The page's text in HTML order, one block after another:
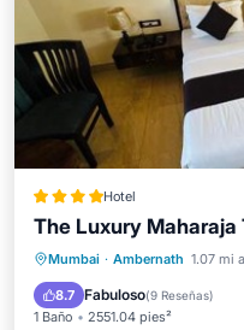
Hotel
The Luxury Maharaja
Mumbai · Ambernath 1.07 mi
8.7 Fabuloso(9 Reseñas)
1 Baño 2551.04 pies²
Desayuno
Balcón/Terraza